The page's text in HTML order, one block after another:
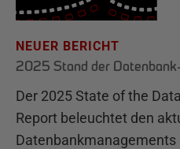
NEUER BERICHT
2025 Stand der
Der 2025 State of the
Report beleuchtet den